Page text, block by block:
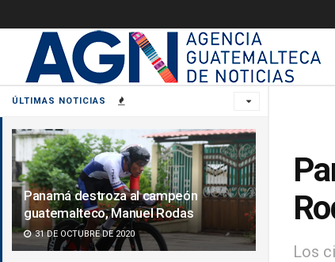
ÚLTIMAS NOTICIAS
Panamá destroza al campeón
guatemalteco, Manuel Rodas
31 DE OCTUBRE DE 2020
Los